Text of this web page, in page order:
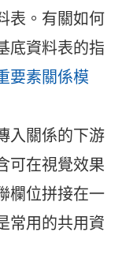
表。有關如何
底資料表的指
要素關係模
入關係的下游
可在視覺效果
欄位拼接在一
常用的共用資